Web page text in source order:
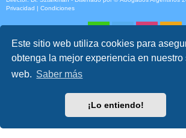
Este sitio web utiliza cookies para
obtenga la mejor experiencia en nuestro
web. Saber más
¡Lo entiendo!
Privacidad | Condiciones